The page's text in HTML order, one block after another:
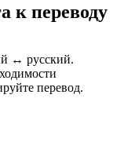
к переводу
↔ русский.
перевод.